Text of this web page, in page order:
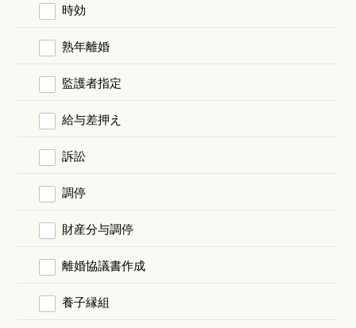
時効
熟年離婚
監護者指定
給与差押え
訴訟
調停
財産分与調停
離婚協議書作成
養子縁組